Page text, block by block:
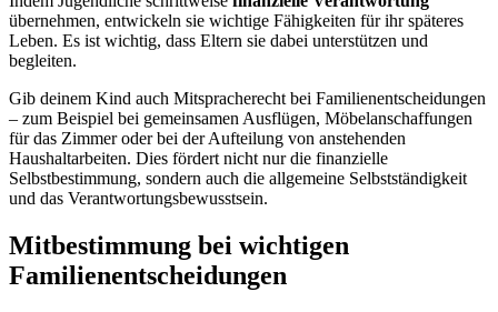
übernehmen, entwickeln sie wichtige Fähigkeiten für ihr späteres
Leben. Es ist wichtig, dass Eltern sie dabei unterstützen und
begleiten.
Gib deinem Kind auch Mitspracherecht bei Familienentscheidungen
– zum Beispiel bei gemeinsamen Ausflügen, Möbelanschaffungen
für das Zimmer oder bei der Aufteilung von anstehenden
Haushaltarbeiten. Dies fördert nicht nur die finanzielle
Selbstbestimmung, sondern auch die allgemeine Selbstständigkeit
und das Verantwortungsbewusstsein.
Mitbestimmung bei wichtigen
Familienentscheidungen